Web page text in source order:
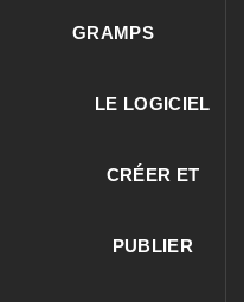
GRAMPS
LE LOGICIEL
CRÉER ET
PUBLIER